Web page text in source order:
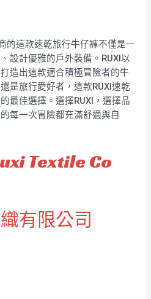
的這款速乾旅行牛仔褲不僅是一
設計優雅的戶外裝備。RUXI以
造出這款適合積極冒險者的牛
是旅行愛好者，這款RUXI速乾
最佳選擇。選擇RUXI，選擇品
每一次冒險都充滿舒適與自
Textile Co
有限公司